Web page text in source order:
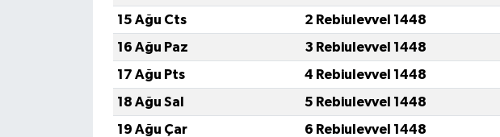
15 Ağu Cts
2 Rebiulevvel 1448
16 Ağu Paz
3 Rebiulevvel 1448
17 Ağu Pts
4 Rebiulevvel 1448
18 Ağu Sal
5 Rebiulevvel 1448
19 Ağu Çar
6 Rebiulevvel 1448